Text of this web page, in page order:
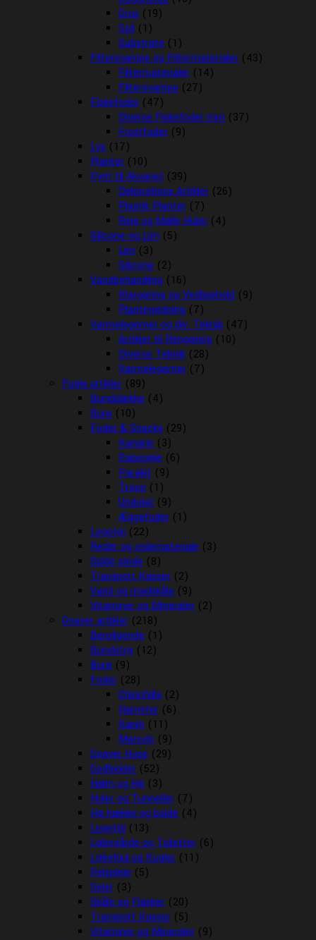
Grus (19)
Soil (1)
Substrate (1)
Filtersvampe og Filtermaterialer (43)
Filtermaterialer (14)
Filtersvampe (27)
Fiskefoder (47)
Diverse Fiskefoder mm (37)
Frostfoder (9)
Lys (17)
Planter (10)
Pynt til Akvariet (39)
Dekorations Artikler (26)
Plastik Planter (7)
Reje og Malle Huler (4)
Silicone og Lim (5)
Lim (3)
Silicone (2)
Vandbehandling (16)
Klargøring og Vedligehold (9)
Plantegødning (7)
Varmelegemer og div. Teknik (47)
Artikler til Rengøring (10)
Diverse Teknik (28)
Varmelegemer (7)
Fugle artikler (89)
Bunddække (4)
Bure (10)
Foder & Snacks (29)
Kanarie (3)
Papegøje (6)
Parakit (9)
Trope (1)
Undulat (9)
Æggefoder (1)
Legetøj (22)
Reder og redemateriale (3)
Sidde pinde (8)
Transport Kasser (2)
Vand og madskåle (9)
Vitaminer og Mineraler (2)
Gnaver artikler (218)
Beroligende (1)
Bundstrø (12)
Bure (9)
Foder (28)
Chinchilla (2)
Hamster (6)
Kanin (11)
Marsvin (9)
Gnaver Huse (29)
Godbidder (52)
Halm og Hø (3)
Huler og Tunneller (7)
Hø hække og bolde (4)
Legetøj (13)
Løbegårde og Toiletter (6)
Løbehjul og Kugler (11)
Pelspleje (5)
Seler (3)
Skåle og Flasker (20)
Transport Kasser (5)
Vitaminer og Mineraler (9)